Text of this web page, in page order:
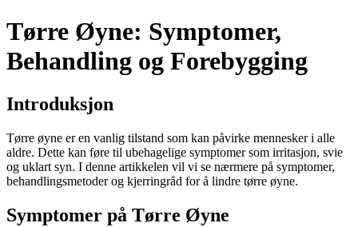
Tørre Øyne: Symptomer,
Behandling og Forebygging
Introduksjon
Tørre øyne er en vanlig tilstand som kan påvirke mennesker i alle
aldre. Dette kan føre til ubehagelige symptomer som irritasjon, svie
og uklart syn. I denne artikkelen vil vi se nærmere på symptomer,
behandlingsmetoder og kjerringråd for å lindre tørre øyne.
Symptomer på Tørre Øyne